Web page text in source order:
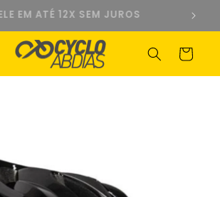
EM ATÉ 12X SEM JUROS
Carrinho